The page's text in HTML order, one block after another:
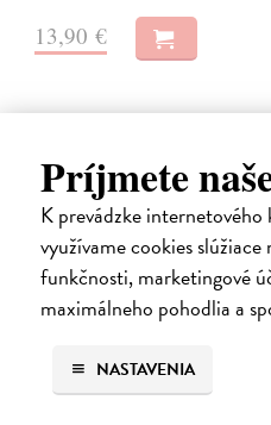
Príjmete
K prevádzke
využívame cookies
funkčnosti, marketingové
maximálneho pohodlia a
NASTAVENIA
13,90 €